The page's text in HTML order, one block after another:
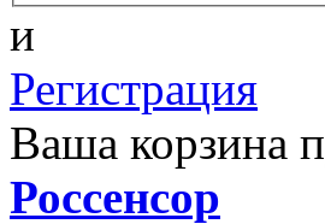
и
Регистрация
Ваша корзина
Россенсор